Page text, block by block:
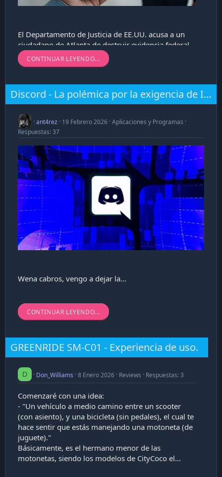
El Departamento de Justicia de EE.UU. acusa a un
ciudadano de Atlanta de destruir evidencia federal
después de que su teléfono con GrapheneOS se
borró automáticamente durante un interrogatorio
CONTINUAR LEYENDO...
Discord - La polémica por la exigencia de ID y la privacidad
ant4rez 19 Febrero 2026 Aplicaciones y Programas
Respuestas: 37
Wena cabros, vengo a dejar la...
CONTINUAR LEYENDO...
GREENRIDE SM-C01 - Experiencia de uso.
D Don_Williams 8 Enero 2026 Reviews Respuestas: 3
Comenzaré con una idea:
- "Un vehículo a medio camino entre un scooter
(con asiento), y una bicicleta (sin pedales), el cual te
hace sentir que estás manejando una motoneta (de
juguete)."
Básicamente, es el hermano menor de las
motonetas, siendo los modelos de CityCoco el...